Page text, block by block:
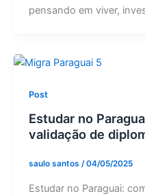
pensando em viver,
Post
Estudar no
validação de
saulo santos /04/05/2025
Estudar no Paraguai: